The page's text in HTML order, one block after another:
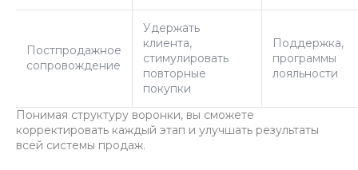
Постпродажное
сопровождение
Удержать
клиента,
стимулировать
повторные
покупки
Поддержка,
программы
лояльности
Понимая структуру воронки, вы сможете
корректировать каждый этап и улучшать результаты
всей системы продаж.